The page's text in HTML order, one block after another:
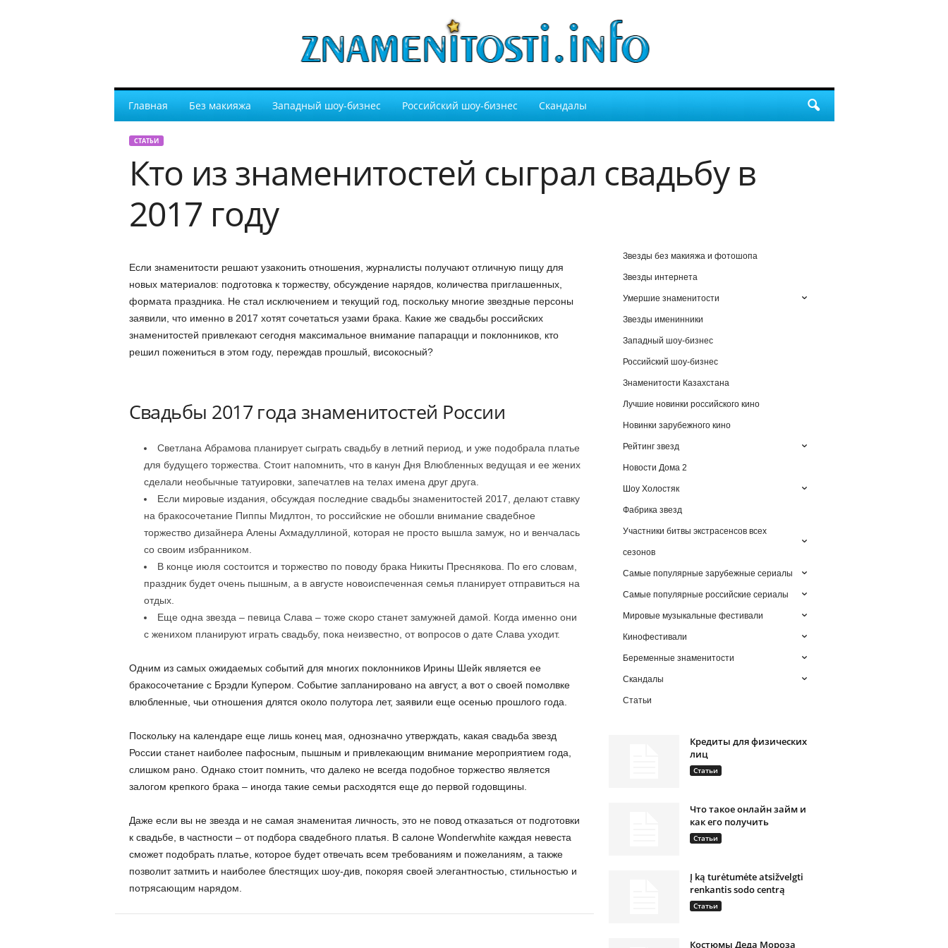
Главная Без макияжа Западный шоу-бизнес Российский шоу-бизнес Скандалы
СТАТЬИ
Кто из знаменитостей сыграл свадьбу в
2017 году
Если знаменитости решают узаконить отношения, журналисты получают отличную пищу для
новых материалов: подготовка к торжеству, обсуждение нарядов, количества приглашенных,
формата праздника. Не стал исключением и текущий год, поскольку многие звездные персоны
заявили, что именно в 2017 хотят сочетаться узами брака. Какие же свадьбы российских
знаменитостей привлекают сегодня максимальное внимание папарацци и поклонников, кто
решил пожениться в этом году, переждав прошлый, високосный?
Свадьбы 2017 года знаменитостей России
Светлана Абрамова планирует сыграть свадьбу в летний период, и уже подобрала платье
для будущего торжества. Стоит напомнить, что в канун Дня Влюбленных ведущая и ее жених
сделали необычные татуировки, запечатлев на телах имена друг друга.
Если мировые издания, обсуждая последние свадьбы знаменитостей 2017, делают ставку
на бракосочетание Пиппы Мидлтон, то российские не обошли внимание свадебное
торжество дизайнера Алены Ахмадуллиной, которая не просто вышла замуж, но и венчалась
со своим избранником.
В конце июля состоится и торжество по поводу брака Никиты Преснякова. По его словам,
праздник будет очень пышным, а в августе новоиспеченная семья планирует отправиться на
отдых.
Еще одна звезда – певица Слава – тоже скоро станет замужней дамой. Когда именно они
с женихом планируют играть свадьбу, пока неизвестно, от вопросов о дате Слава уходит.
Одним из самых ожидаемых событий для многих поклонников Ирины Шейк является ее
бракосочетание с Брэдли Купером. Событие запланировано на август, а вот о своей помолвке
влюбленные, чьи отношения длятся около полутора лет, заявили еще осенью прошлого года.
Поскольку на календаре еще лишь конец мая, однозначно утверждать, какая свадьба звезд
России станет наиболее пафосным, пышным и привлекающим внимание мероприятием года,
слишком рано. Однако стоит помнить, что далеко не всегда подобное торжество является
залогом крепкого брака – иногда такие семьи расходятся еще до первой годовщины.
Даже если вы не звезда и не самая знаменитая личность, это не повод отказаться от подготовки
к свадьбе, в частности – от подбора свадебного платья. В салоне Wonderwhite каждая невеста
сможет подобрать платье, которое будет отвечать всем требованиям и пожеланиям, а также
позволит затмить и наиболее блестящих шоу-див, покоряя своей элегантностью, стильностью и
потрясающим нарядом.
Звезды без макияжа и фотошопа
Звезды интернета
Умершие знаменитости
Звезды именинники
Западный шоу-бизнес
Российский шоу-бизнес
Знаменитости Казахстана
Лучшие новинки российского кино
Новинки зарубежного кино
Рейтинг звезд
Новости Дома 2
Шоу Холостяк
Фабрика звезд
Участники битвы экстрасенсов всех
сезонов
Самые популярные зарубежные сериалы
Самые популярные российские сериалы
Мировые музыкальные фестивали
Кинофестивали
Беременные знаменитости
Скандалы
Статьи
Кредиты для физических
лиц
Статьи
Что такое онлайн займ и
как его получить
Статьи
Į ką turėtumėte atsižvelgti
renkantis sodo centrą
Статьи
Костюмы Деда Мороза